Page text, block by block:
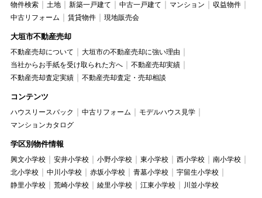
物件検索 土地 新築一戸建て 中古一戸建て マンション
収益物件
中古リフォーム
賃貸物件 現地販売会
大垣市不動産売却
不動産売却について
大垣市の不動産売却に強い理由
当社からお手紙を受け取られた方へ
不動産売却実績
不動産売却査定実績
不動産売却査定・売却相談
コンテンツ
ハウスリースバック 中古リフォーム
モデルハウス見学
マンションカタログ
学区別物件情報
興文小学校 安井小学校 小野小学校 東小学校 西小学校
南小学校
北小学校
中川小学校 赤坂小学校 青墓小学校
宇留生小学校
静里小学校
荒崎小学校 綾里小学校 江東小学校 川並小学校